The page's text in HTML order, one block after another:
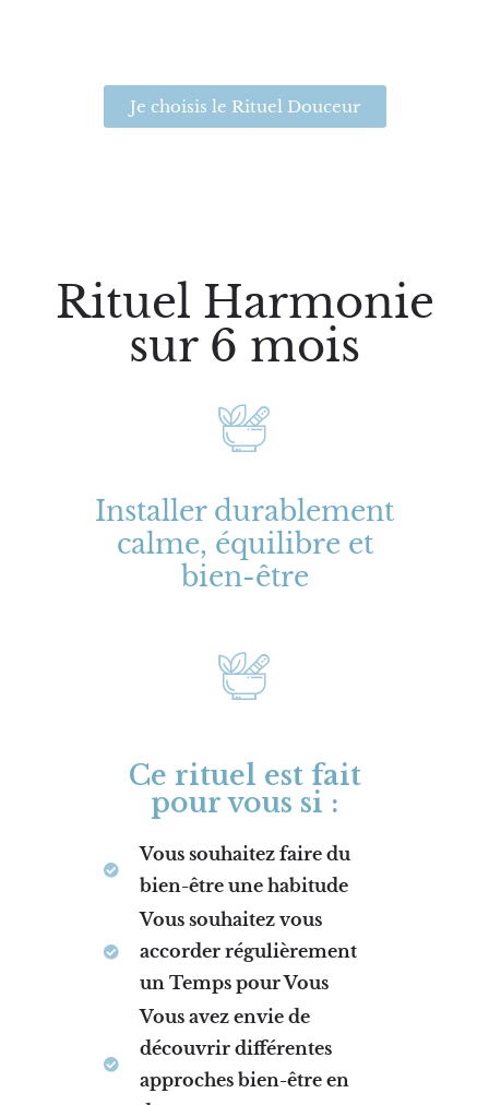
Je choisis le Rituel Douceur
Rituel Harmonie
sur 6 mois
Installer durablement
calme, équilibre et
bien-être
Ce rituel est fait
pour vous si :
Vous souhaitez faire du
bien-être une habitude
Vous souhaitez vous
accorder régulièrement
un Temps pour Vous
Vous avez envie de
découvrir différentes
approches bien-être en